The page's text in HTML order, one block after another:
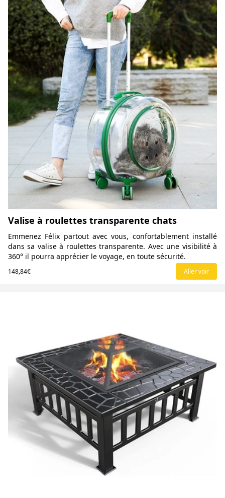
Valise à roulettes transparente chats
Emmenez Félix partout avec vous, confortablement installé
dans sa valise à roulettes transparente. Avec une visibilité à
360° il pourra apprécier le voyage, en toute sécurité.
148,84€ Aller voir